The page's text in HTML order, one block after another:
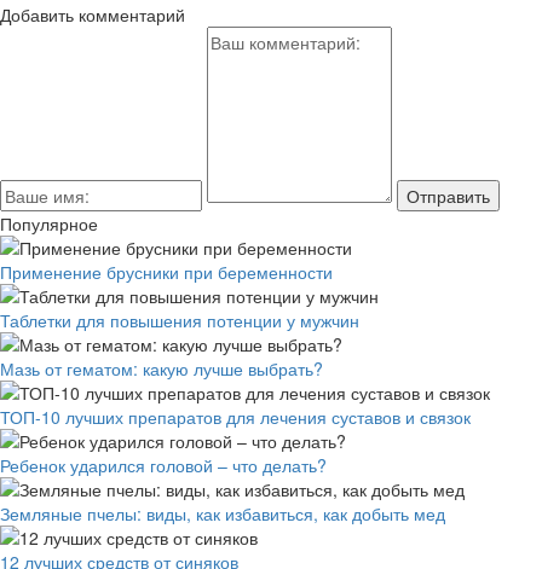
Добавить комментарий
Популярное
Применение брусники при беременности
Таблетки для повышения потенции у мужчин
Мазь от гематом: какую лучше выбрать?
ТОП-10 лучших препаратов для лечения суставов и связок
Ребенок ударился головой – что делать?
Земляные пчелы: виды, как избавиться, как добыть мед
12 лучших средств от синяков